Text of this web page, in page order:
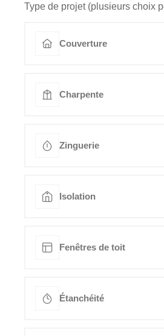
Type de projet (plusieurs choix
Couverture
Charpente
Zinguerie
Isolation
Fenêtres de toit
Étanchéité